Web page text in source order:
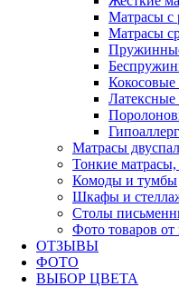
Матрасы с
Матрасы
Кокосовые
Латексные
Матрасы
Тонкие
Комоды и тумбы
Шкафы и
Столы
Фото товаров от
ОТЗЫВЫ
ФОТО
ВЫБОР ЦВЕТА